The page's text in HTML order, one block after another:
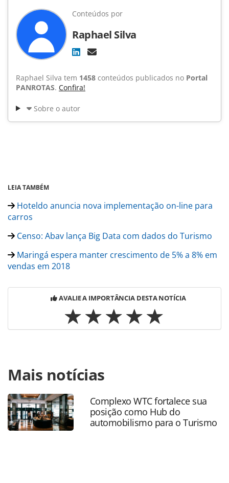
Conteúdos por
Raphael Silva
Raphael Silva tem 1458 conteúdos publicados no Portal
PANROTAS. Confira!
Sobre o autor
LEIA TAMBÉM
Hoteldo anuncia nova implementação on-line para
carros
Censo: Abav lança Big Data com dados do Turismo
Maringá espera manter crescimento de 5% a 8% em
vendas em 2018
AVALIE A IMPORTÂNCIA DESTA NOTÍCIA
https://www.panrotas.com.br/noticia-
turismo/operadoras/2017/09/turnet-lanca-aplicativo-de-
fidelidade-e-nova-filial-no-rj_150018.html ou as
ferramentas oferecidas na página. Todo o conteúdo
produzido pela PANROTAS Editora é protegido pela
legislação brasileira sobre direito autoral. Não reproduza o
Mais notícias
Complexo WTC fortalece sua
posição como Hub do
automobilismo para o Turismo